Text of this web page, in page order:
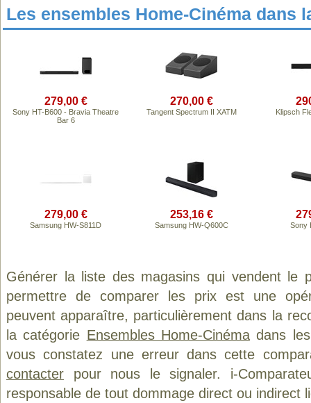
Les ensembles Home-Cinéma dans
279,00 €
Sony HT-B600 - Bravia Theatre
Bar 6
270,00 €
Tangent Spectrum II XATM Klipsch
279,00 €
Samsung HW-S811D
253,16 €
Samsung HW-Q600C Sony
Générer la liste des magasins qui vendent le
permettre de comparer les prix est une
peuvent apparaître, particulièrement dans la
la catégorie Ensembles Home-Cinémadans les
vous constatez une erreur dans cette
contacter pour nous le signaler. i-
responsable de tout dommage direct ou indirect